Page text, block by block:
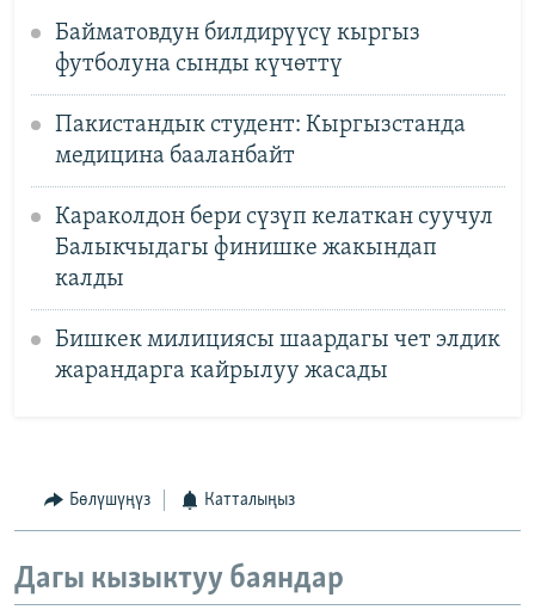
Байматовдун билдирүүсү кыргыз
футболуна сынды күчөттү
Пакистандык студент: Кыргызстанда
медицина бааланбайт
Караколдон бери сүзүп келаткан суучул
Балыкчыдагы финишке жакындап
калды
Бишкек милициясы шаардагы чет элдик
жарандарга кайрылуу жасады
Бөлүшүңүз Катталыңыз
Дагы кызыктуу баяндар